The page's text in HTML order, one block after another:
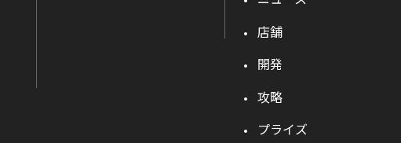
店舗
開発
攻略
プライズ